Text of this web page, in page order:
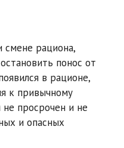
смене рациона,
понос от
в рационе,
к привычному
просрочен и не
и опасных